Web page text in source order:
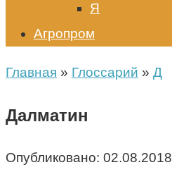
Я
Агропром
Главная » Глоссарий » Д
Далматин
Опубликовано: 02.08.2018